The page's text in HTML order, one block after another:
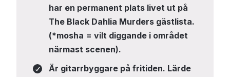
har en permanent plats livet ut på
The Black Dahlia Murders gästlista.
(*mosha = vilt diggande i området
närmast scenen).
Är gitarrbyggare på fritiden. Lärde